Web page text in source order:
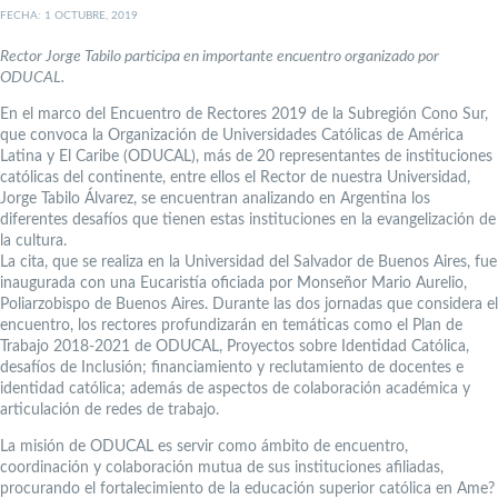
FECHA: 1 OCTUBRE, 2019
Rector Jorge Tabilo participa en importante encuentro organizado por
ODUCAL.
En el marco del Encuentro de Rectores 2019 de la Subregión Cono Sur,
que convoca la Organización de Universidades Católicas de América
Latina y El Caribe (ODUCAL), más de 20 representantes de instituciones
católicas del continente, entre ellos el Rector de nuestra Universidad,
Jorge Tabilo Álvarez, se encuentran analizando en Argentina los
diferentes desafíos que tienen estas instituciones en la evangelización de
la cultura.
La cita, que se realiza en la Universidad del Salvador de Buenos Aires, fue
inaugurada con una Eucaristía oficiada por Monseñor Mario Aurelio,
Poliarzobispo de Buenos Aires. Durante las dos jornadas que considera el
encuentro, los rectores profundizarán en temáticas como el Plan de
Trabajo 2018-2021 de ODUCAL, Proyectos sobre Identidad Católica,
desafíos de Inclusión; financiamiento y reclutamiento de docentes e
identidad católica; además de aspectos de colaboración académica y
articulación de redes de trabajo.
La misión de ODUCAL es servir como ámbito de encuentro,
coordinación y colaboración mutua de sus instituciones afiliadas,
procurando el fortalecimiento de la educación superior católica en Ame?